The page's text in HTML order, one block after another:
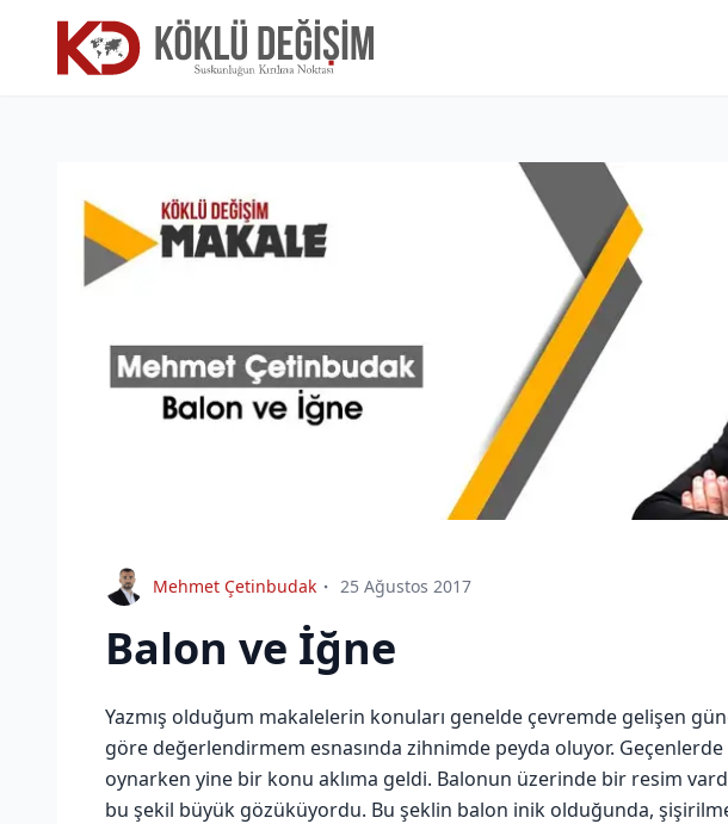
Mehmet Çetinbudak 25 Ağustos 2017
Balon ve İğne
Yazmış olduğum makalelerin konuları genelde çevremde gelişen
göre değerlendirmem esnasında zihnimde peyda oluyor. Geçenlerde
oynarken yine bir konu aklıma geldi. Balonun üzerinde bir resim
bu şekil büyük gözüküyordu. Bu şeklin balon inik olduğunda,